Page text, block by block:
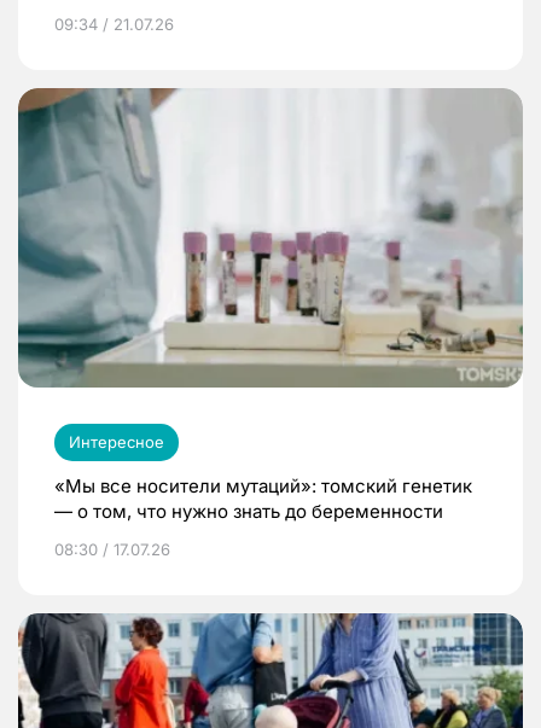
09:34 / 21.07.26
Интересное
«Мы все носители мутаций»: томский генетик
— о том, что нужно знать до беременности
08:30 / 17.07.26